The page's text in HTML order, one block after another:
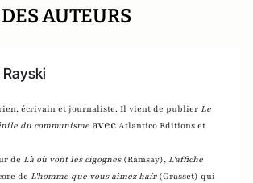
AUTEURS
écrivain et journaliste. Il vient de publier Le
du communisme avec Atlantico Editions et
de Là où vont les cigognes (Ramsay), L'affiche
de L'homme que vous aimez haïr (Grasset) qui